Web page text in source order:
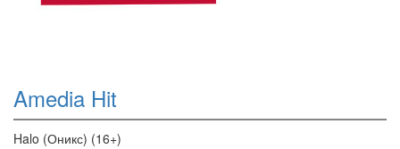
Amedia Hit
Halo (Оникс) (16+)